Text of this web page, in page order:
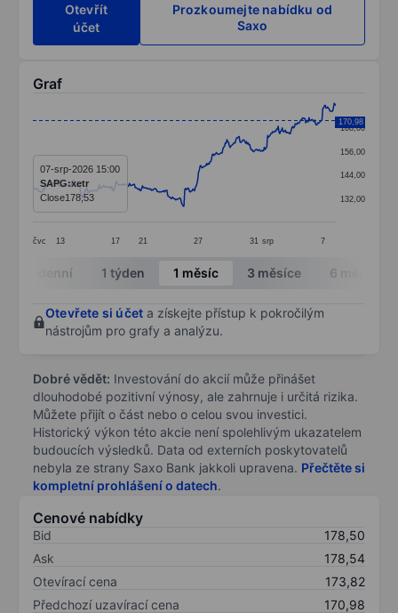
Otevřít
účet
Prozkoumejte nabídku od
Saxo
Graf
Line chart with 374 data points.
The chart has 1 X axis displaying categories.
The chart has 1 Y axis displaying values. Data ranges
čvc 13 17 21 27 31 srp 7
132,00
144,00
156,00
168,00
170,98
07-srp-2026 15:00
SAPG:xetr
Close178,53
End of interactive chart.
Intradenní 1 týden 1 měsíc 3 měsíce 6 měsíců
Otevřete si účet a získejte přístup k pokročilým
nástrojům pro grafy a analýzu.
Dobré vědět: Investování do akcií může přinášet
dlouhodobé pozitivní výnosy, ale zahrnuje i určitá rizika.
Můžete přijít o část nebo o celou svou investici.
Historický výkon této akcie není spolehlivým ukazatelem
budoucích výsledků. Data od externích poskytovatelů
nebyla ze strany Saxo Bank jakkoli upravena. Přečtěte si
kompletní prohlášení o datech.
Cenové nabídky
Bid
178,50
Ask
178,54
Otevírací cena
173,82
Předchozí uzavírací cena
170,98